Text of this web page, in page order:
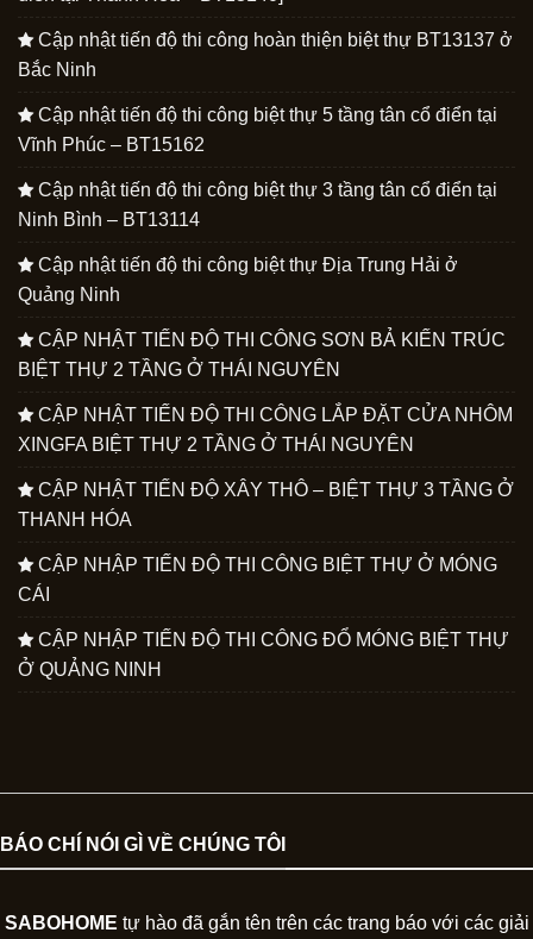
Cập nhật tiến độ thi công hoàn thiện biệt thự BT13137 ở
Bắc Ninh
Cập nhật tiến độ thi công biệt thự 5 tầng tân cổ điển tại
Vĩnh Phúc – BT15162
Cập nhật tiến độ thi công biệt thự 3 tầng tân cổ điển tại
Ninh Bình – BT13114
Cập nhật tiến độ thi công biệt thự Địa Trung Hải ở
Quảng Ninh
CẬP NHẬT TIẾN ĐỘ THI CÔNG SƠN BẢ KIẾN TRÚC
BIỆT THỰ 2 TẦNG Ở THÁI NGUYÊN
CẬP NHẬT TIẾN ĐỘ THI CÔNG LẮP ĐẶT CỬA NHÔM
XINGFA BIỆT THỰ 2 TẦNG Ở THÁI NGUYÊN
CẬP NHẬT TIẾN ĐỘ XÂY THÔ – BIỆT THỰ 3 TẦNG Ở
THANH HÓA
CẬP NHẬP TIẾN ĐỘ THI CÔNG BIỆT THỰ Ở MÓNG
CÁI
CẬP NHẬP TIẾN ĐỘ THI CÔNG ĐỔ MÓNG BIỆT THỰ
Ở QUẢNG NINH
BÁO CHÍ NÓI GÌ VỀ CHÚNG TÔI
SABOHOME tự hào đã gắn tên trên các trang báo với các giải